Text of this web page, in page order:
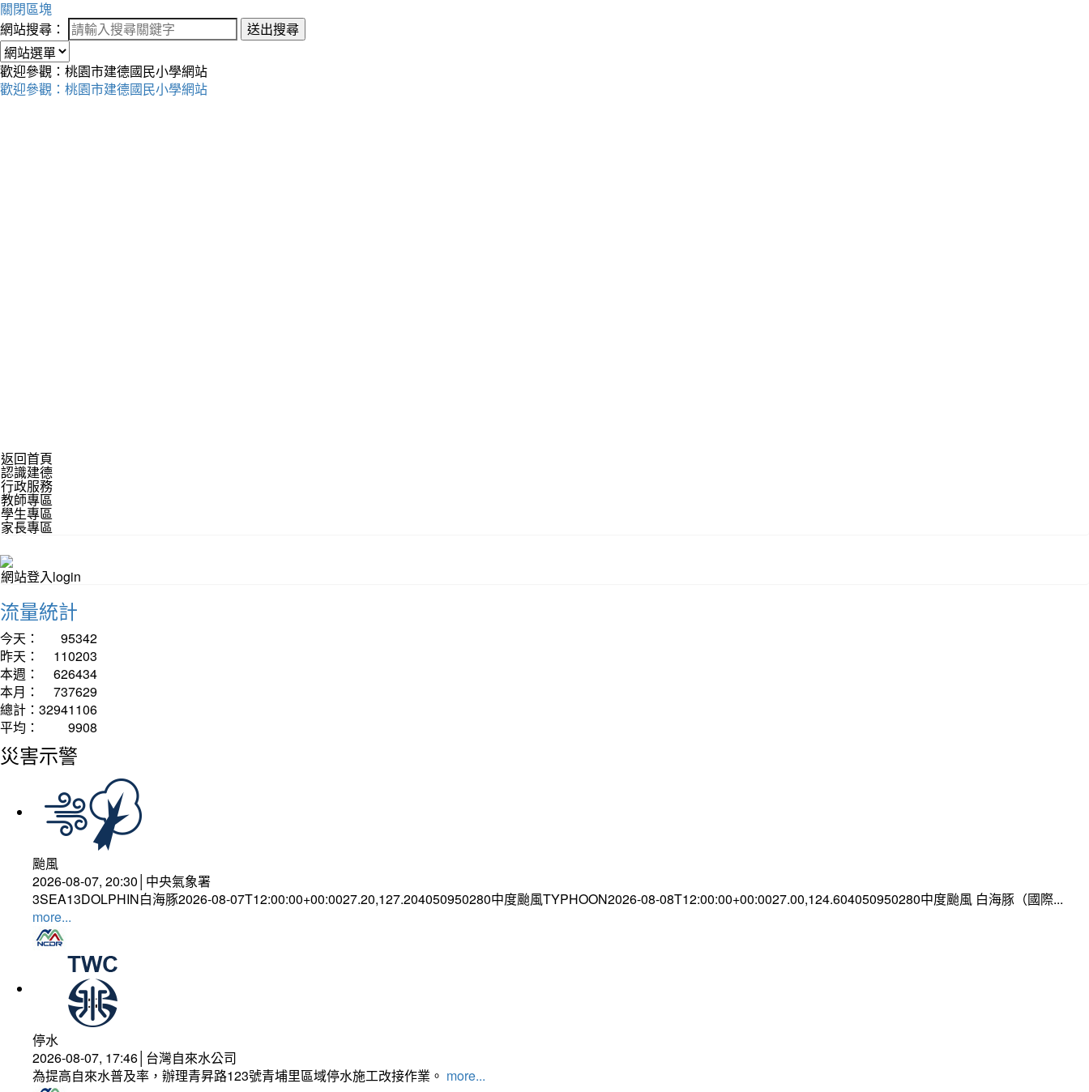
關閉區塊
網站搜尋：
送出搜尋
歡迎參觀：桃園市建德國民小學網站
歡迎參觀：桃園市建德國民小學網站
返回首頁
認識建德
行政服務
教師專區
學生專區
家長專區
網站登入login
流量統計
今天：
95342
昨天：
110203
本週：
626434
本月：
737629
總計： 32941106
平均：
9908
災害示警
颱風
2026-08-07, 20:30│中央氣象署
3SEA13DOLPHIN白海豚2026-08-07T12:00:00+00:0027.20,127.204050950280中度颱風TYPHOON2026-08-08T12:00:00+00:0027.00,124.604050950280中度颱風 白海豚（國際...
more...
停水
2026-08-07, 17:46│台灣自來水公司
為提高自來水普及率，辦理青昇路123號青埔里區域停水施工改接作業。 more...